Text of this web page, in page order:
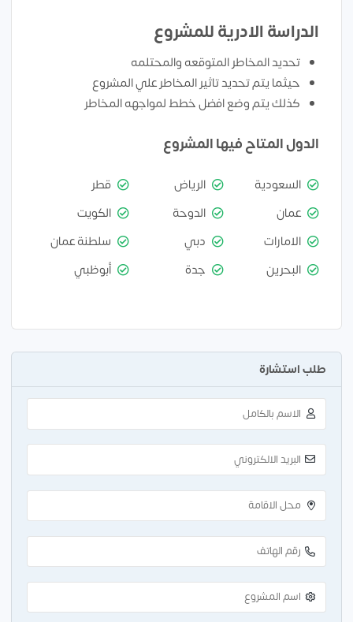
الدراسة الادرية للمشروع
تحديد المخاطر المتوقعه والمحتلمه
حيثما يتم تحديد تاثير المخاطر علي المشروع
كذلك يتم وضع افضل خطط لمواجهه المخاطر
الدول المتاح فيها المشروع
السعودية الرياض
قطر
عمان
الدوحة
الكويت
الامارات
دبي
سلطنة عمان
البحرين
جدة أبوظبي
طلب استشارة